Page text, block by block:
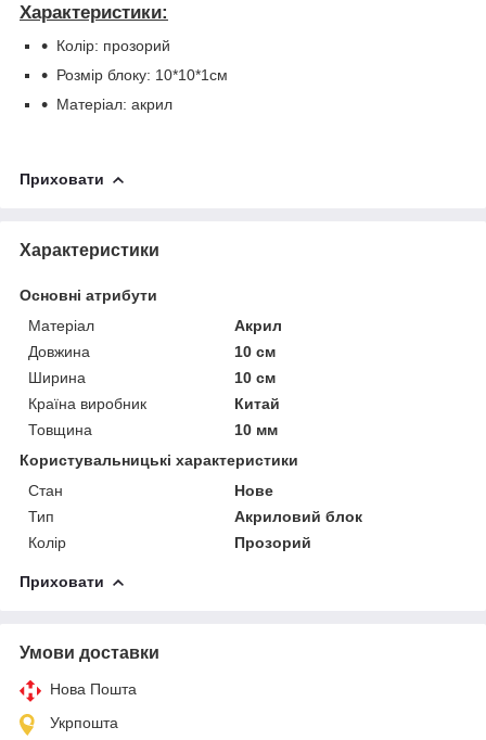
Характеристики:
Колір: прозорий
Розмір блоку: 10*10*1см
Матеріал: акрил
Приховати
Характеристики
Основні атрибути
Матеріал
Акрил
Довжина
10 см
Ширина
10 см
Країна виробник
Китай
Товщина
10 мм
Користувальницькі характеристики
Стан
Нове
Тип
Акриловий блок
Колір
Прозорий
Приховати
Умови доставки
Нова Пошта
Укрпошта